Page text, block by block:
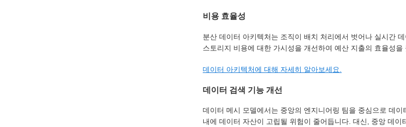
비용 효율성
분산 데이터 아키텍처는 조직이 배치 처리에서 벗어나 실시간
스토리지 비용에 대한 가시성을 개선하여 예산 지출의 효율성을
데이터 아키텍처에 대해 자세히 알아보세요.
데이터 검색 기능 개선
데이터 메시 모델에서는 중앙의 엔지니어링 팀을 중심으로 데
내에 데이터 자산이 고립될 위험이 줄어듭니다. 대신, 중앙 데